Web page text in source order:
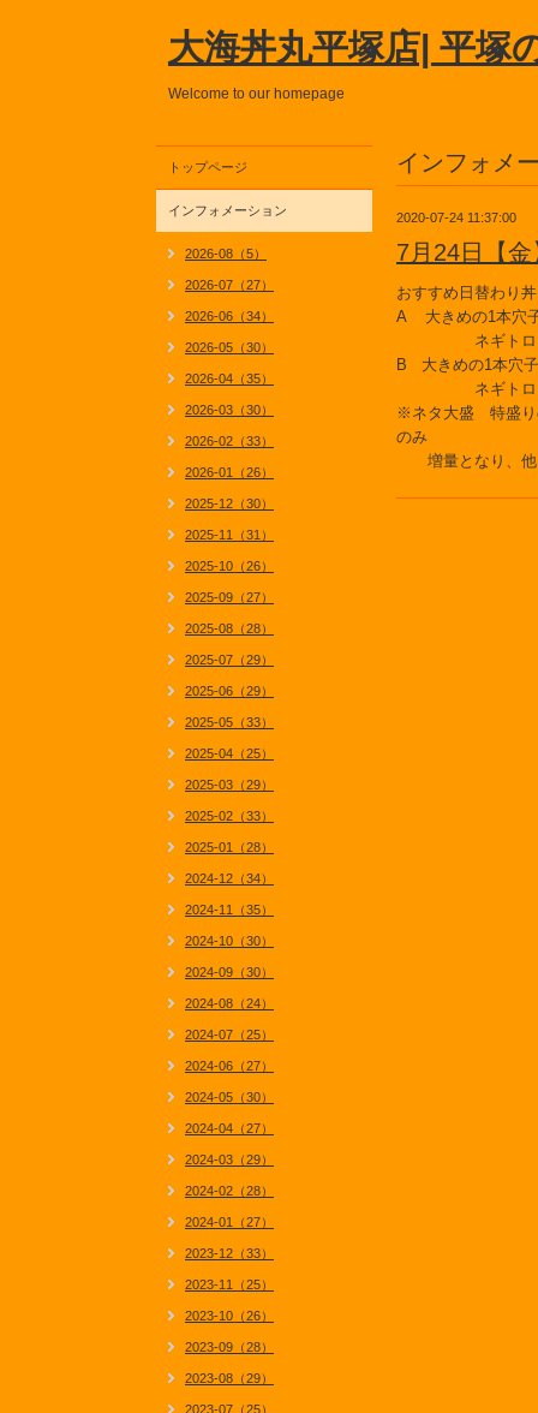
大海丼丸平塚店| 平塚
Welcome to our homepage
インフォメ
2020-07-24 11:37:00
7月24日【
おすすめ日替わり丼
A 大きめの1本穴
ネギトロ ト
B 大きめの1本穴子
ネギトロ
※ネタ大盛 特盛り
のみ
増量となり、他
トップページ
インフォメーション
2026-08（5）
2026-07（27）
2026-06（34）
2026-05（30）
2026-04（35）
2026-03（30）
2026-02（33）
2026-01（26）
2025-12（30）
2025-11（31）
2025-10（26）
2025-09（27）
2025-08（28）
2025-07（29）
2025-06（29）
2025-05（33）
2025-04（25）
2025-03（29）
2025-02（33）
2025-01（28）
2024-12（34）
2024-11（35）
2024-10（30）
2024-09（30）
2024-08（24）
2024-07（25）
2024-06（27）
2024-05（30）
2024-04（27）
2024-03（29）
2024-02（28）
2024-01（27）
2023-12（33）
2023-11（25）
2023-10（26）
2023-09（28）
2023-08（29）
2023-07（25）